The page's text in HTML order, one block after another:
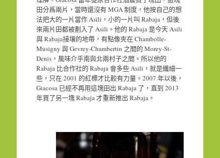
田分爲兩片，當時還沒有 MGA 制度，他按自己的想
法把大的一片當作 Asili，小的一片叫 Rabaja，但後
來兩片田都被劃入了 Asili。他的 Rabaja 是今天 Asili
與 Rabaja接壤的地帶，有點像夾在 Chambolle-
Musigny 與 Gevrey-Chambertin 之間的 Morey-St-
Denis，風味介乎南與北兩村子之間。所以他的
Rabaja 比合作社的 Rabaja 會多些 Asili，就是纖細一
些，只在 2001 的紅標才比較有力量。2007 年以後，
Giacosa 已經不再用這塊田出 Rabaja 了，直到 2013
年買了另一塊 Rabaja 才重新推出 Rabaja。